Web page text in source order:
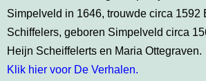
Simpelveld in 1646, trouwde circa 1592
Schiffelers, geboren Simpelveld circa
Heijn Scheiffelerts en Maria Ottegraven.
Klik hier voor De Verhalen.